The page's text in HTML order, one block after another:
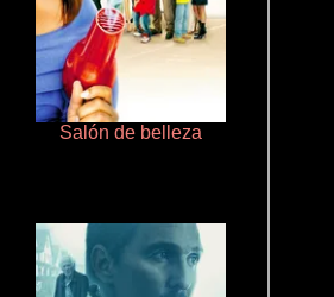
Salón de belleza